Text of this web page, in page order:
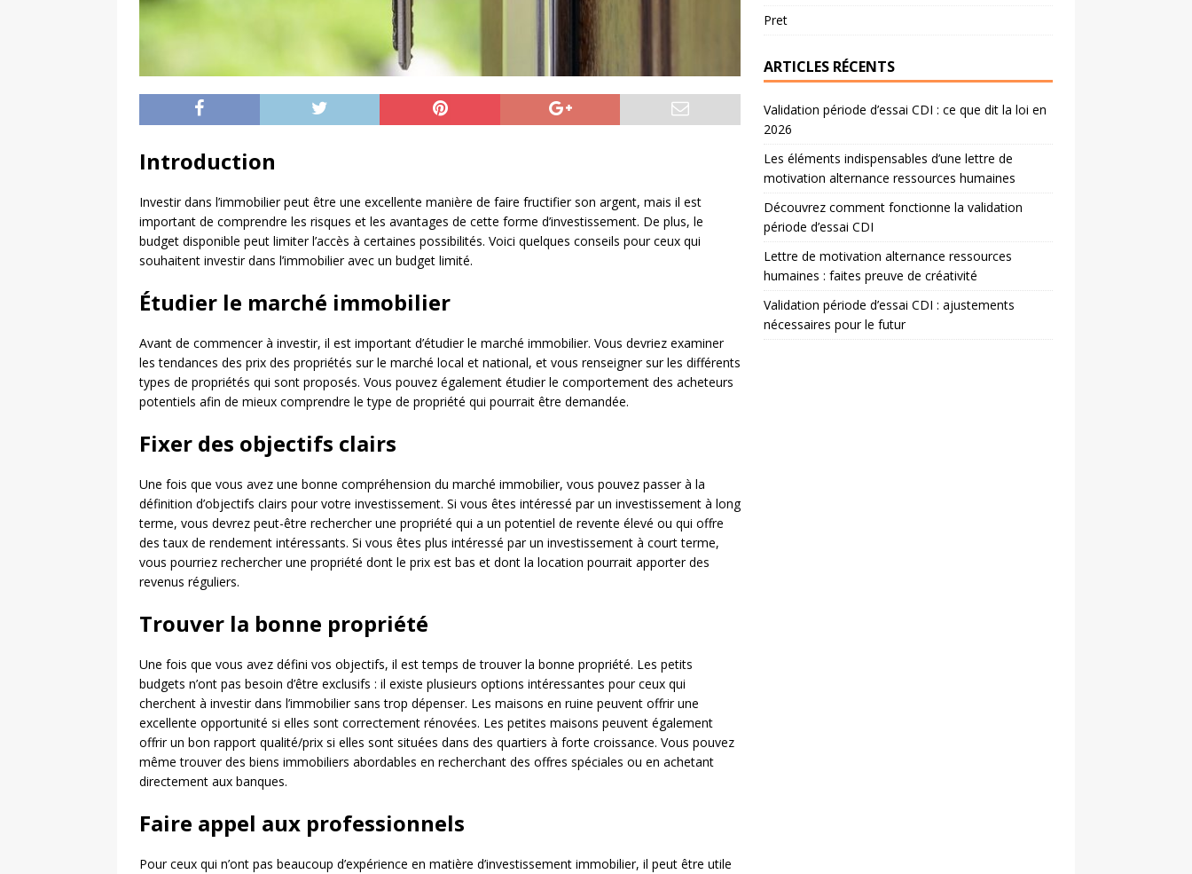
Introduction
Investir dans l’immobilier peut être une excellente manière de faire fructifier son argent, mais il est
important de comprendre les risques et les avantages de cette forme d’investissement. De plus, le
budget disponible peut limiter l’accès à certaines possibilités. Voici quelques conseils pour ceux qui
souhaitent investir dans l’immobilier avec un budget limité.
Étudier le marché immobilier
Avant de commencer à investir, il est important d’étudier le marché immobilier. Vous devriez examiner
les tendances des prix des propriétés sur le marché local et national, et vous renseigner sur les différents
types de propriétés qui sont proposés. Vous pouvez également étudier le comportement des acheteurs
potentiels afin de mieux comprendre le type de propriété qui pourrait être demandée.
Fixer des objectifs clairs
Une fois que vous avez une bonne compréhension du marché immobilier, vous pouvez passer à la
définition d’objectifs clairs pour votre investissement. Si vous êtes intéressé par un investissement à long
terme, vous devrez peut-être rechercher une propriété qui a un potentiel de revente élevé ou qui offre
des taux de rendement intéressants. Si vous êtes plus intéressé par un investissement à court terme,
vous pourriez rechercher une propriété dont le prix est bas et dont la location pourrait apporter des
revenus réguliers.
Trouver la bonne propriété
Une fois que vous avez défini vos objectifs, il est temps de trouver la bonne propriété. Les petits
budgets n’ont pas besoin d’être exclusifs : il existe plusieurs options intéressantes pour ceux qui
cherchent à investir dans l’immobilier sans trop dépenser. Les maisons en ruine peuvent offrir une
excellente opportunité si elles sont correctement rénovées. Les petites maisons peuvent également
offrir un bon rapport qualité/prix si elles sont situées dans des quartiers à forte croissance. Vous pouvez
même trouver des biens immobiliers abordables en recherchant des offres spéciales ou en achetant
directement aux banques.
Faire appel aux professionnels
Pour ceux qui n’ont pas beaucoup d’expérience en matière d’investissement immobilier, il peut être utile
Pret
ARTICLES RÉCENTS
Validation période d’essai CDI : ce que dit la loi en
2026
Les éléments indispensables d’une lettre de
motivation alternance ressources humaines
Découvrez comment fonctionne la validation
période d’essai CDI
Lettre de motivation alternance ressources
humaines : faites preuve de créativité
Validation période d’essai CDI : ajustements
nécessaires pour le futur